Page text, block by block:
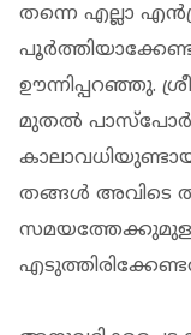
തന്നെ എല്ലാ
ഊന്നിപ്പറഞ്ഞു.
മുതൽ
തങ്ങൾ അവിടെ